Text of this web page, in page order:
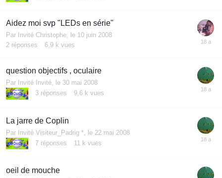
Aidez moi svp "LEDs en série"
Par Invité Christophe, le 10 juin 2008
2 réponses 6,9 k vues
question objectifs , oculaire
Par Invité Invité, le 30 mai 2008
3 réponses 9,6 k vues
La jarre de Coplin
Par Invité Visiteur_Padrig *, le 22 mai 2008
7 réponses 11 k vues
oeil de mouche